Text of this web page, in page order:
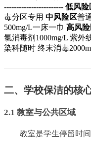
------------------------ 低风险
毒分区专用 中风险区普
500mg/L一床一巾 高风
氯消毒剂1000mg/L 紫外
染科随时 终末消毒
二、学校保洁的核
2.1 教室与公共区域
教室是学生停留时